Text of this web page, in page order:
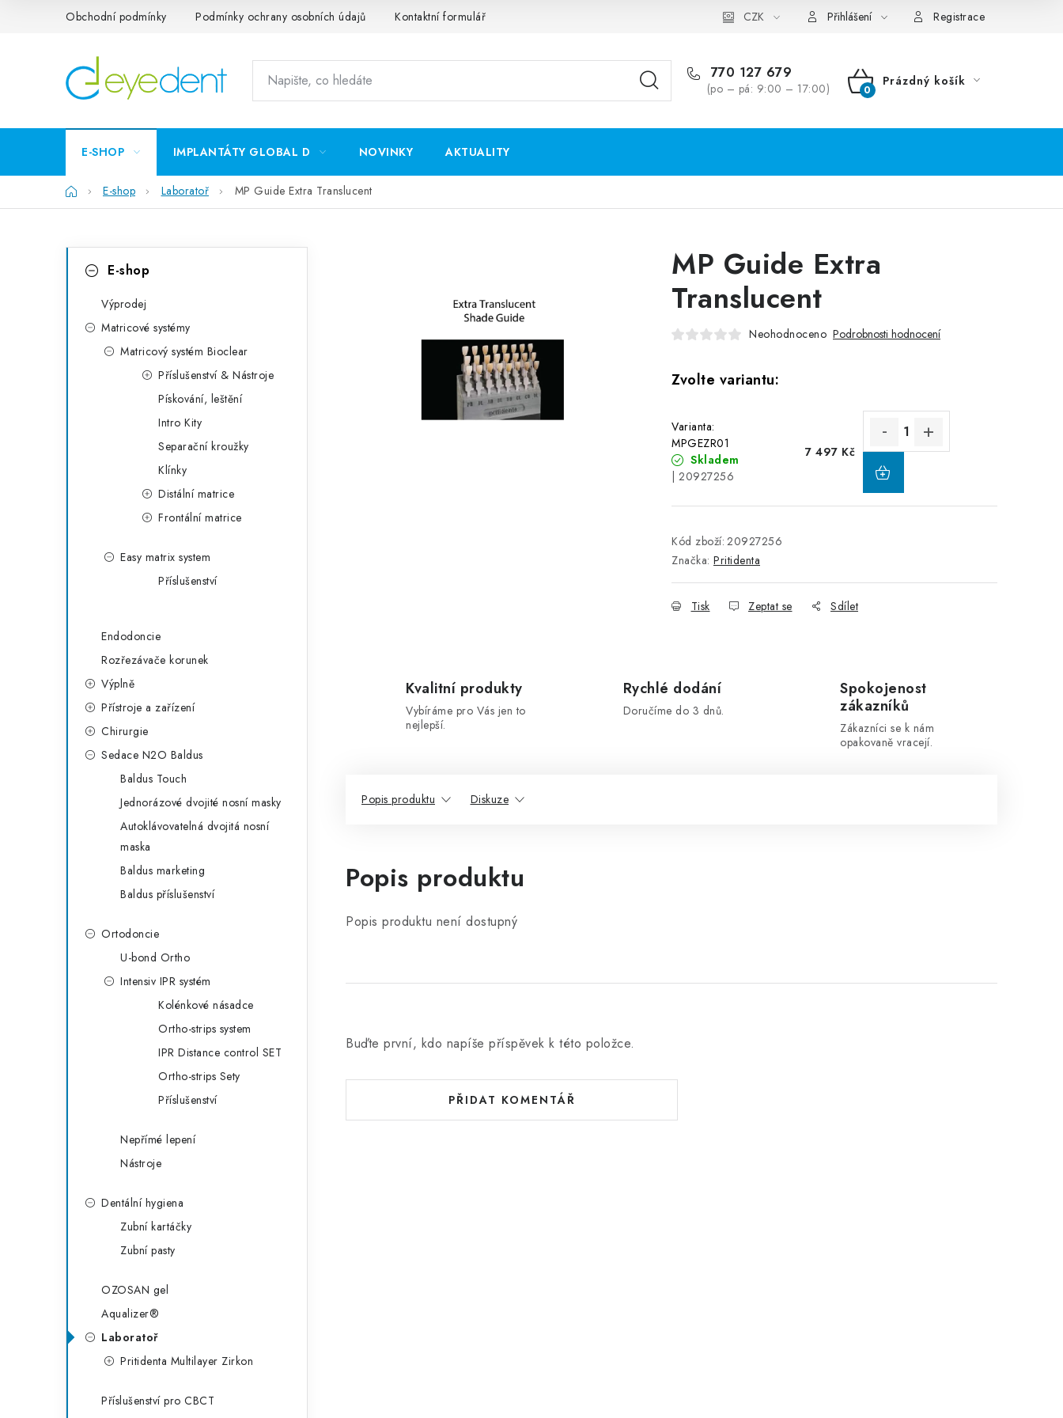
Obchodní podmínky Podmínky ochrany osobních údajů Kontaktní formulář CZK Přihlášení Registrace
770 127 679
(po – pá: 9:00 – 17:00)
NÁKUPNÍ
Prázdný košík
E-SHOP IMPLANTÁTY GLOBAL D NOVINKY AKTUALITY
DomůE-shop Laboratoř MP Guide Extra Translucent
kategorieE-shop
Výprodej
Matricové systémy
Matricový systém Bioclear
Příslušenství & Nástroje
Pískování, leštění
Intro Kity
Separační kroužky
Klínky
Distální matrice
Frontální matrice
Easy matrix system
Příslušenství
Endodoncie
Rozřezávače korunek
Výplně
Přístroje a zařízení
Chirurgie
Sedace N2O Baldus
Baldus Touch
Jednorázové dvojité nosní masky
Autoklávovatelná dvojitá nosní
maska
Baldus marketing
Baldus příslušenství
Ortodoncie
U-bond Ortho
Intensiv IPR systém
Kolénkové násadce
Ortho-strips system
IPR Distance control SET
Ortho-strips Sety
Příslušenství
Nepřímé lepení
Nástroje
Dentální hygiena
Zubní kartáčky
Zubní pasty
OZOSAN gel
Aqualizer®
Laboratoř
Pritidenta Multilayer Zirkon
Příslušenství pro CBCT
MP Guide Extra
Translucent
Neohodnoceno Podrobnosti hodnocení
Varianta:
MPGEZR01
Skladem
| 20927256
7 497 Kč
Kód zboží: 20927256
Značka: Pritidenta
Tisk Zeptat se Sdílet
Kvalitní produkty
Vybíráme pro Vás jen to
nejlepší.
Rychlé dodání
Doručíme do 3 dnů.
Spokojenost
zákazníků
Zákazníci se k nám
opakovaně vracejí.
Popis produktu Diskuze
Popis produktu
Popis produktu není dostupný
Buďte první, kdo napíše příspěvek k této položce.
PŘIDAT KOMENTÁŘ